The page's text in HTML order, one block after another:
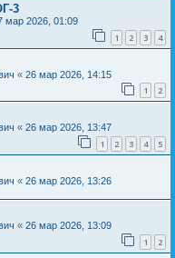
3
мар 2026, 01:09
1 2 3 4
« 26 мар 2026, 14:15
1 2
« 26 мар 2026, 13:47
1 2 3 4 5
« 26 мар 2026, 13:26
« 26 мар 2026, 13:09
1 2